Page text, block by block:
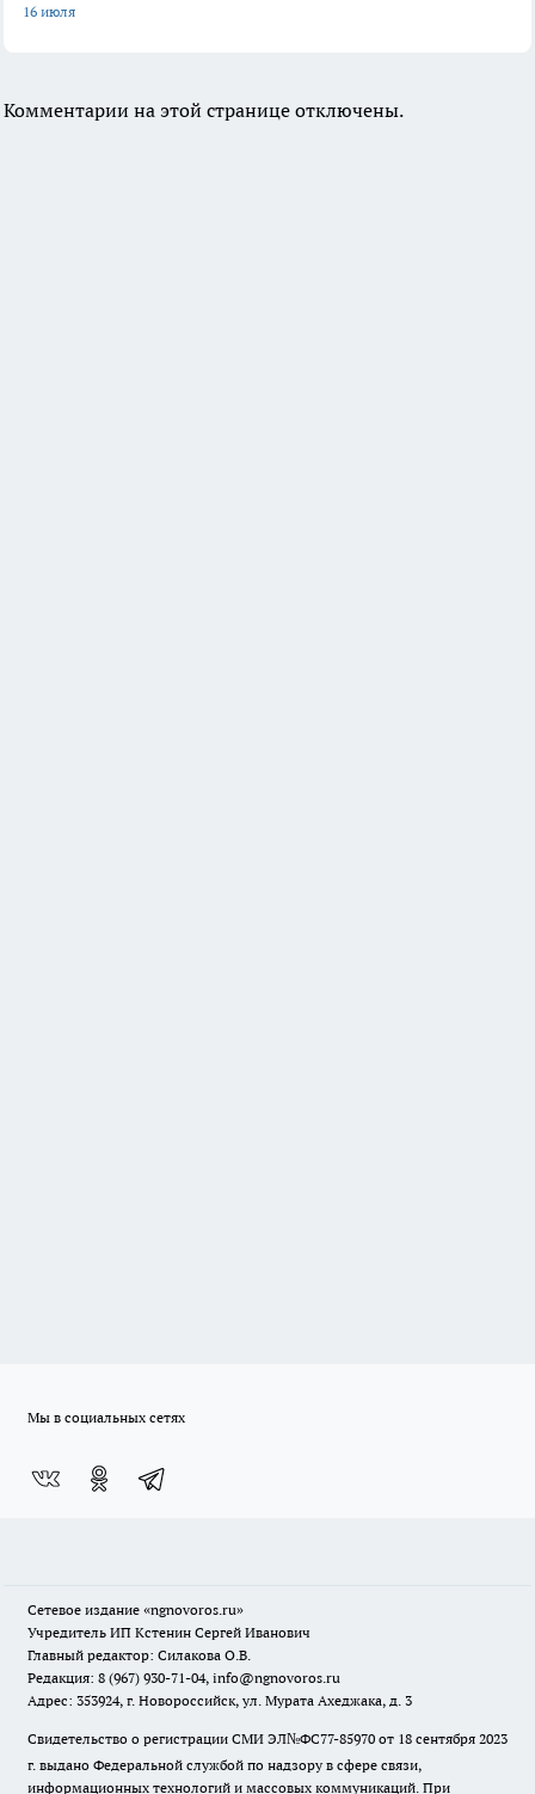
16 июля
Комментарии на этой странице отключены.
Мы в социальных сетях
Сетевое издание «ngnovoros.ru»
Учредитель ИП Кстенин Сергей Иванович
Главный редактор: Силакова О.В.
Редакция: 8 (967) 930-71-04, info@ngnovoros.ru
Адрес: 353924, г. Новороссийск, ул. Мурата Ахеджака, д. 3
Свидетельство о регистрации СМИ ЭЛ№ФС77-85970 от 18 сентября 2023
г. выдано Федеральной службой по надзору в сфере связи,
информационных технологий и массовых коммуникаций. При